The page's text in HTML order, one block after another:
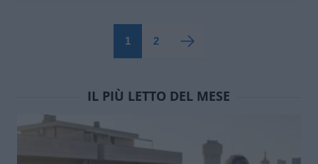
1 2
IL PIÙ LETTO DEL MESE